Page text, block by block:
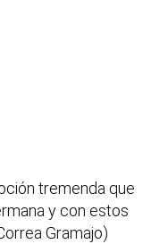
tremenda que
y con estos
Gramajo)